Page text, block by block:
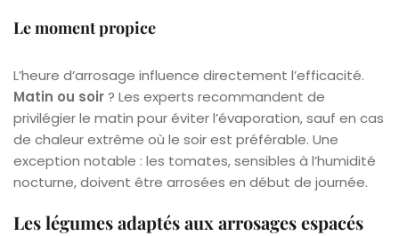
Le moment propice
L’heure d’arrosage influence directement l’efficacité.
Matin ou soir? Les experts recommandent de
privilégier le matin pour éviter l’évaporation, sauf en cas
de chaleur extrême où le soir est préférable. Une
exception notable : les tomates, sensibles à l’humidité
nocturne, doivent être arrosées en début de journée.
Les légumes adaptés aux arrosages espacés